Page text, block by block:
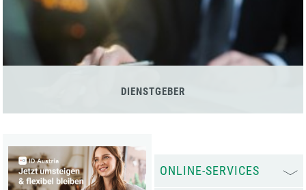
DIENSTGEBER
ONLINE-SERVICES